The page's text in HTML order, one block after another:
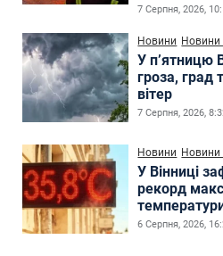
7 Серпня, 2026,
Новини Новини
У п’ятницю
гроза, град
вітер
7 Серпня, 2026,
Новини Новини
У Вінниці
рекорд
6 Серпня, 2026,